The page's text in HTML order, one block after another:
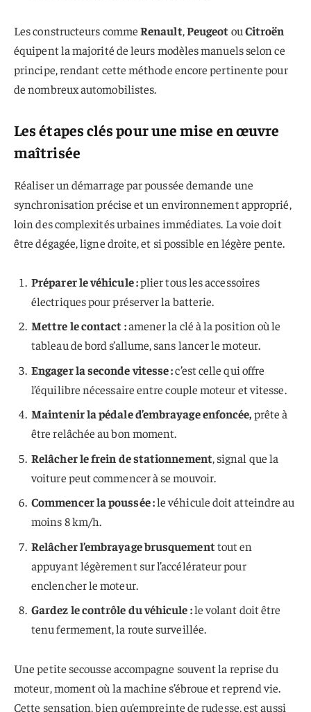
Les constructeurs commeRenault,Peugeot ouCitroën
équipent la majorité de leurs modèles manuels selon ce
principe, rendant cette méthode encore pertinente pour
de nombreux automobilistes.
Les étapes clés pour une mise en œuvre
maîtrisée
Réaliser un démarrage par poussée demande une
synchronisation précise et un environnement approprié,
loin des complexités urbaines immédiates. La voie doit
être dégagée, ligne droite, et si possible en légère pente.
Préparer le véhicule :plier tous les accessoires
électriques pour préserver la batterie.
Mettre le contact :amener la clé à la position où le
tableau de bord s’allume, sans lancer le moteur.
Engager la seconde vitesse :c’est celle qui offre
l’équilibre nécessaire entre couple moteur et vitesse.
Maintenir la pédale d’embrayage enfoncée,prête à
être relâchée au bon moment.
Relâcher le frein de stationnement, signal que la
voiture peut commencer à se mouvoir.
Commencer la poussée :le véhicule doit atteindre au
moins 8 km/h.
Relâcher l’embrayage brusquementtout en
appuyant légèrement sur l’accélérateur pour
enclencher le moteur.
Gardez le contrôle du véhicule :le volant doit être
tenu fermement, la route surveillée.
Une petite secousse accompagne souvent la reprise du
moteur, moment où la machine s’ébroue et reprend vie.
Cette sensation, bien qu’empreinte de rudesse, est aussi